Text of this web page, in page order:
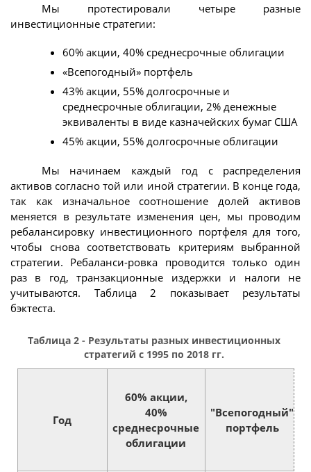
Мы протестировали четыре разные
инвестиционные стратегии:
60% акции, 40% среднесрочные облигации
«Всепогодный» портфель
43% акции, 55% долгосрочные и
среднесрочные облигации, 2% денежные
эквиваленты в виде казначейских бумаг США
45% акции, 55% долгосрочные облигации
Мы начинаем каждый год с распределения
активов согласно той или иной стратегии. В конце года,
так как изначальное соотношение долей активов
меняется в результате изменения цен, мы проводим
ребалансировку инвестиционного портфеля для того,
чтобы снова соответствовать критериям выбранной
стратегии. Ребаланси-ровка проводится только один
раз в год, транзакционные издержки и налоги не
учитываются. Таблица 2 показывает результаты
бэктеста.
Таблица 2 - Результаты разных инвестиционных
стратегий с 1995 по 2018 гг.
Год
60% акции,
40%
среднесрочные
облигации
"Всепогодный"
портфель